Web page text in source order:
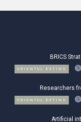
BRICS
ORIENTUL EXTINS
Researchers
ORIENTUL EXTINS
Artificial